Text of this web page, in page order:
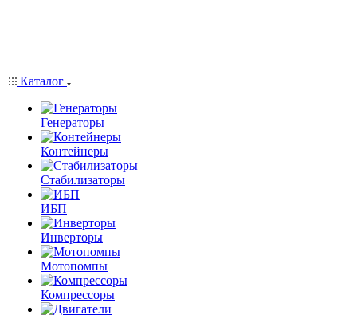
Каталог
Генераторы
Контейнеры
Стабилизаторы
ИБП
Инверторы
Мотопомпы
Компрессоры